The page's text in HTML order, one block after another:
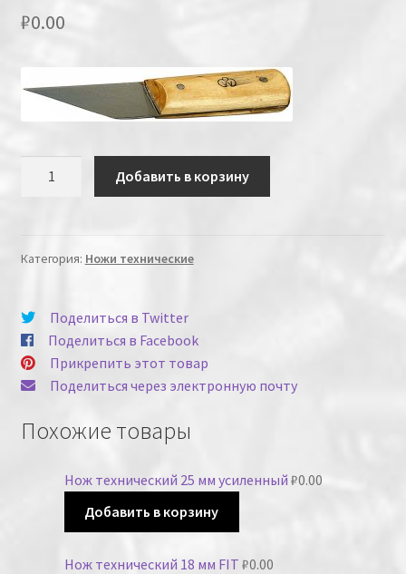
₽0.00
Добавить в корзину
Категория: Ножи технические
Поделиться в Twitter
Поделиться в Facebook
Прикрепить этот товар
Поделиться через электронную почту
Похожие товары
Нож технический 25 мм усиленный ₽0.00
Добавить в корзину
Нож технический 18 мм FIT ₽0.00